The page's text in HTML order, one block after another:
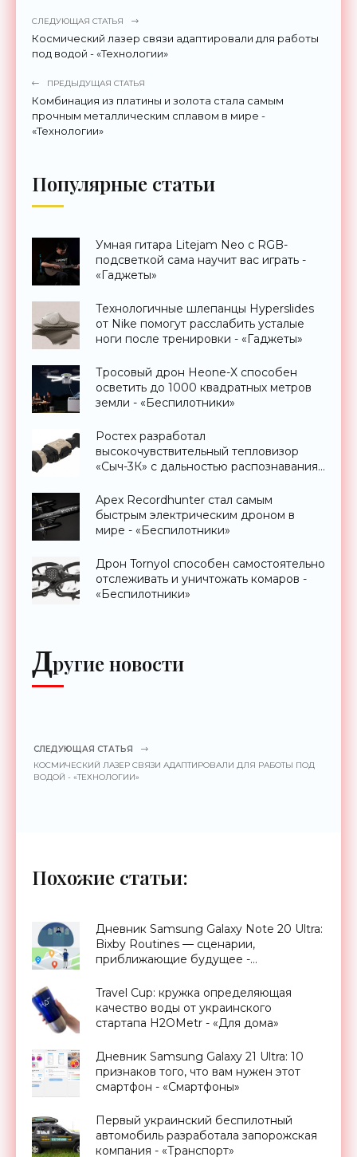
СЛЕДУЮЩАЯ СТАТЬЯ
Космический лазер связи адаптировали для работы
под водой - «Технологии»
ПРЕДЫДУЩАЯ СТАТЬЯ
Комбинация из платины и золота стала самым
прочным металлическим сплавом в мире -
«Технологии»
Популярные статьи
Умная гитара Litejam Neo с RGB-
подсветкой сама научит вас играть -
«Гаджеты»
Технологичные шлепанцы Hyperslides
от Nike помогут расслабить усталые
ноги после тренировки - «Гаджеты»
Тросовый дрон Heone-X способен
осветить до 1000 квадратных метров
земли - «Беспилотники»
Ростех разработал
высокочувствительный тепловизор
«Сыч-3К» с дальностью распознавания
Apex Recordhunter стал самым
быстрым электрическим дроном в
мире - «Беспилотники»
Дрон Tornyol способен самостоятельно
отслеживать и уничтожать комаров -
«Беспилотники»
Другие новости
СЛЕДУЮЩАЯ СТАТЬЯ
КОСМИЧЕСКИЙ ЛАЗЕР СВЯЗИ АДАПТИРОВАЛИ ДЛЯ РАБОТЫ ПОД
ВОДОЙ - «ТЕХНОЛОГИИ»
Похожие статьи:
Дневник Samsung Galaxy Note 20 Ultra:
Bixby Routines — сценарии,
приближающие будущее -
Travel Cup: кружка определяющая
качество воды от украинского
стартапа H2OMetr - «Для дома»
Дневник Samsung Galaxy 21 Ultra: 10
признаков того, что вам нужен этот
смартфон - «Смартфоны»
Первый украинский беспилотный
автомобиль разработала запорожская
компания - «Транспорт»